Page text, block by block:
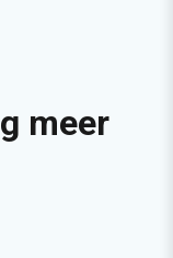
meer